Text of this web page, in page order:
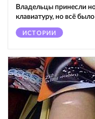
Владельцы принесли
клавиатуру, но всё
ИСТОРИИ